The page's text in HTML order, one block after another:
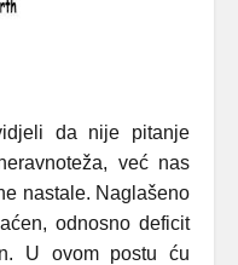
da nije pitanje
već nas
nastale. Naglašeno
odnosno deficit
U ovom postu ću